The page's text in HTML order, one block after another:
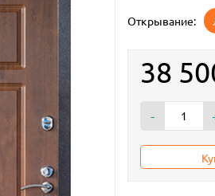
Открывание:
38
-